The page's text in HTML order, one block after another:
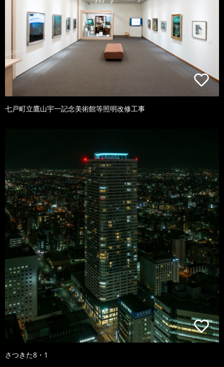
七戸町立鷹山宇一記念美術館等照明改修工事
さつきた8・1